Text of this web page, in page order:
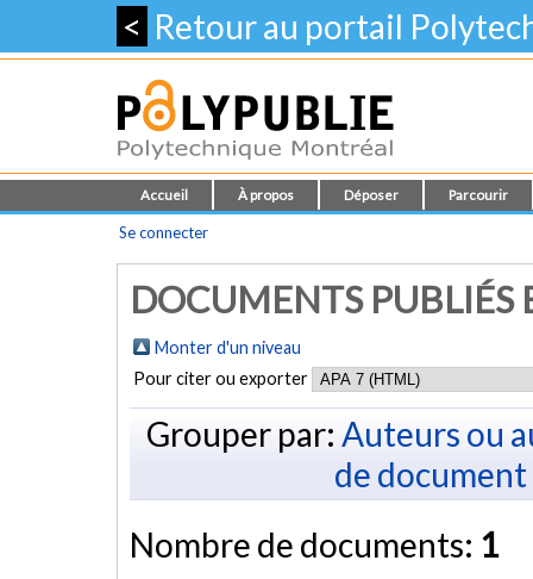
< Retour au portail
Accueil À propos Déposer Parcourir
Se connecter
DOCUMENTS PUBLIÉS
Monter d'un niveau
Pour citer ou exporter
Grouper par: Auteurs ou
de document
Nombre de documents: 1